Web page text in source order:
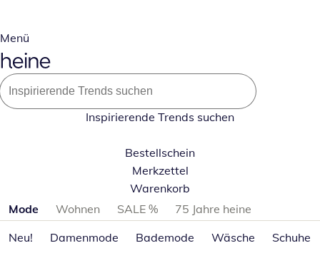
Menü
Inspirierende Trends suchen
Bestellschein
Merkzettel
Warenkorb
Produktkategorien überspringen
Mode Wohnen SALE %
75 Jahre heine
Neu!
Damenmode Bademode Wäsche Schuhe